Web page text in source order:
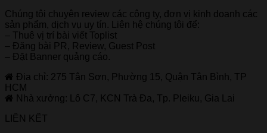
Chúng tôi chuyên review các công ty, đơn vị kinh doanh các
sản phẩm, dịch vụ uy tín. Liên hệ chúng tôi để:
– Thuê vị trí bài viết Toplist
– Đăng bài PR, Review, Guest Post
– Đặt Banner quảng cáo.
Địa chỉ: 275 Tân Sơn, Phường 15, Quận Tân Bình, TP
HCM
Nhà xưởng: Lô C7, KCN Trà Đa, Tp. Pleiku, Gia Lai
LIÊN KẾT